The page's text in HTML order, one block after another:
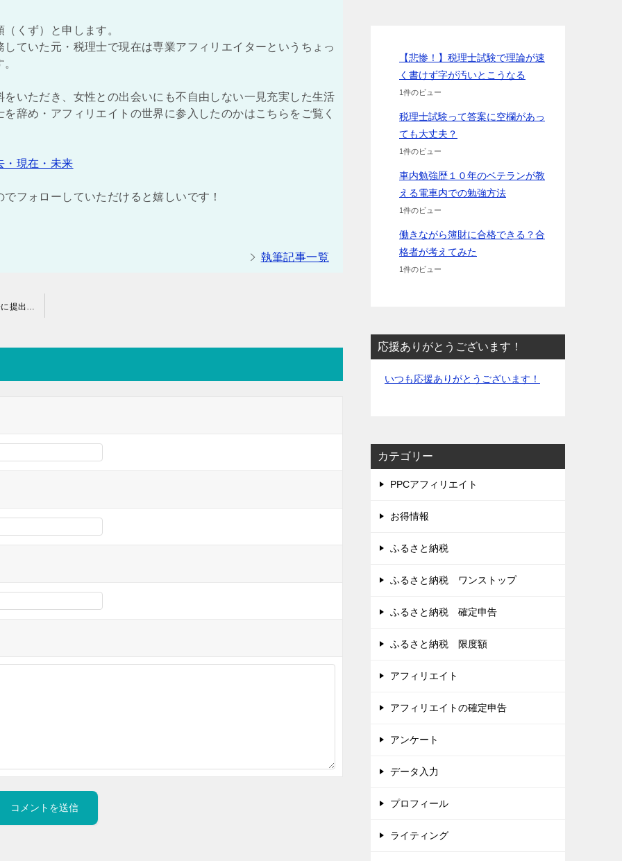
くず）と申します。
ていた元・税理士で現在は専業アフィリエイターというちょっ
いただき、女性との出会いにも不自由しない一見充実した生活
辞め・アフィリエイトの世界に参入したのかはこちらをご覧く
・現在・未来
フォローしていただけると嬉しいです！
執筆記事一覧
元・税理士のアフィリエイターが確定申告をしてみた（税務署に提出編）
【悲惨！】税理士試験で理論が速
く書けず字が汚いとこうなる
1件のビュー
税理士試験って答案に空欄があっ
ても大丈夫？
1件のビュー
車内勉強歴１０年のベテランが教
える電車内での勉強方法
1件のビュー
働きながら簿財に合格できる？合
格者が考えてみた
1件のビュー
応援ありがとうございます！
いつも応援ありがとうございます！
カテゴリー
PPCアフィリエイト
お得情報
ふるさと納税
ふるさと納税 ワンストップ
ふるさと納税 確定申告
ふるさと納税 限度額
アフィリエイト
アフィリエイトの確定申告
アンケート
データ入力
プロフィール
ライティング